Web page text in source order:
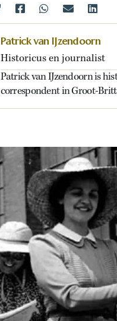
Patrick van IJzendoorn
Historicus en journalist
Patrick van IJzendoorn is
correspondent in Groot-